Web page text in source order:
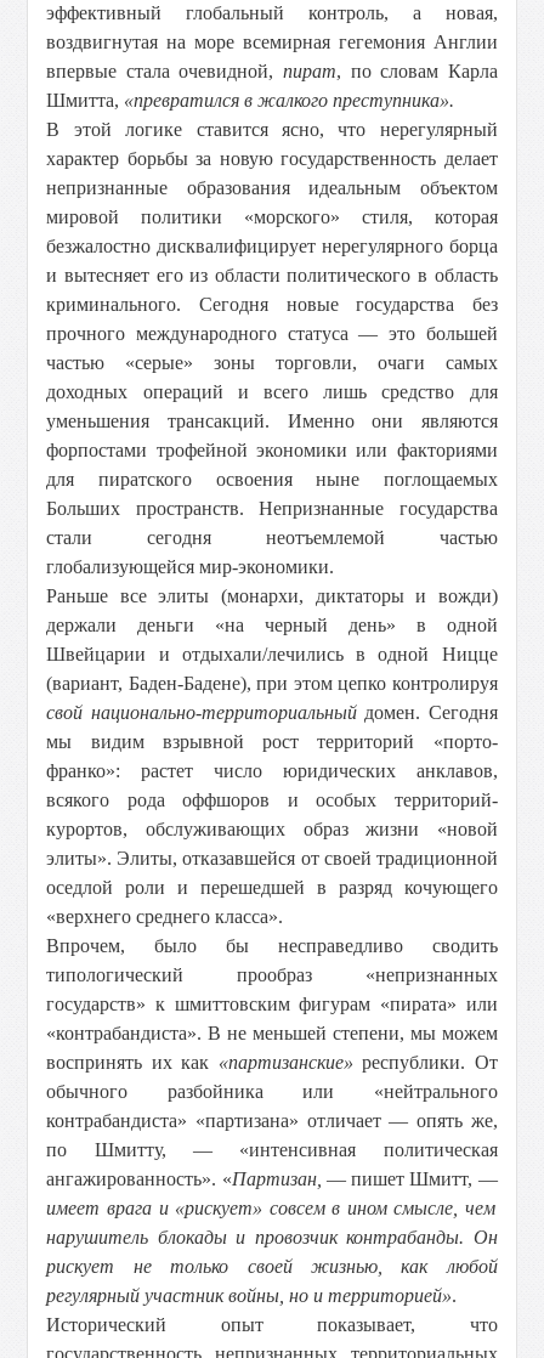
эффективный глобальный контроль, а новая,
воздвигнутая на море всемирная гегемония Англии
впервые стала очевидной, пират, по словам Карла
Шмитта, «превратился в жалкого преступника».
В этой логике ставится ясно, что нерегулярный
характер борьбы за новую государственность делает
непризнанные образования идеальным объектом
мировой политики «морского» стиля, которая
безжалостно дисквалифицирует нерегулярного борца
и вытесняет его из области политического в область
криминального. Сегодня новые государства без
прочного международного статуса — это большей
частью «серые» зоны торговли, очаги самых
доходных операций и всего лишь средство для
уменьшения трансакций. Именно они являются
форпостами трофейной экономики или факториями
для пиратского освоения ныне поглощаемых
Больших пространств.
Непризнанные государства
стали сегодня неотъемлемой частью
глобализующейся мир-экономики.
Раньше все элиты (монархи, диктаторы и вожди)
держали деньги «на черный день» в одной
Швейцарии и отдыхали/лечились в одной Ницце
(вариант, Баден-Бадене), при этом цепко контролируя
свой национально-территориальныйдомен. Сегодня
мы видим взрывной рост территорий «порто-
франко»: растет число юридических анклавов,
всякого рода оффшоров и особых территорий-
курортов, обслуживающих образ жизни «новой
элиты». Элиты, отказавшейся от своей традиционной
оседлой роли и перешедшей в разряд кочующего
«верхнего среднего класса».
Впрочем, было бы несправедливо сводить
типологический прообраз «непризнанных
государств» к шмиттовским фигурам «пирата» или
«контрабандиста». В не меньшей степени, мы можем
воспринять их как «партизанские» республики. От
обычного разбойника или «нейтрального
контрабандиста» «партизана» отличает — опять же,
по Шмитту, — «интенсивная политическая
ангажированность». «Партизан, — пишет Шмитт, —
имеет врага и «рискует» совсем в ином смысле, чем
нарушитель блокады и провозчик контрабанды. Он
рискует не только своей жизнью, как любой
регулярный участник войны, но и территорией».
Исторический опыт показывает, что
государственность непризнанных территориальных